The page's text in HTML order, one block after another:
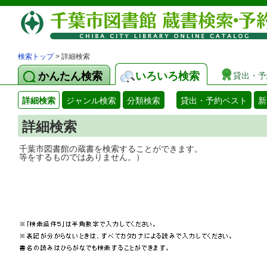
検索トップ> 詳細検索
かんたん検索 いろいろ検索 貸出・
詳細検索 ジャンル検索 分類検索 貸出・予約ベスト
詳細検索
千葉市図書館の蔵書を検索することがで
等をするものではありません。）